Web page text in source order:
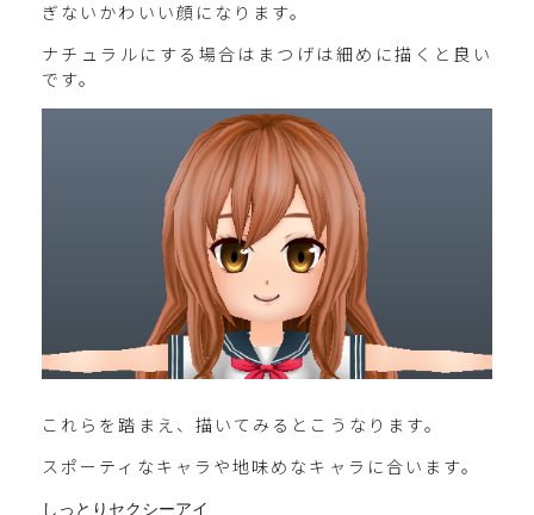
ぎないかわいい顔になります。
ナチュラルにする場合はまつげは細めに描くと良い
です。
これらを踏まえ、描いてみるとこうなります。
スポーティなキャラや地味めなキャラに合います。
しっとりセクシーアイ